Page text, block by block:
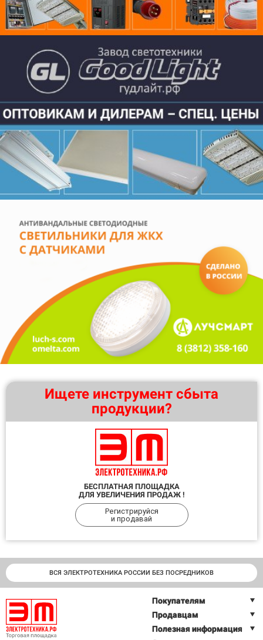
Ищете инструмент сбыта
продукции?
БЕСПЛАТНАЯ ПЛОЩАДКА
ДЛЯ УВЕЛИЧЕНИЯ ПРОДАЖ !
Регистрируйся
и продавай
ВСЯ ЭЛЕКТРОТЕХНИКА РОССИИ БЕЗ ПОСРЕДНИКОВ
Покупателям
Продавцам
Полезная информация